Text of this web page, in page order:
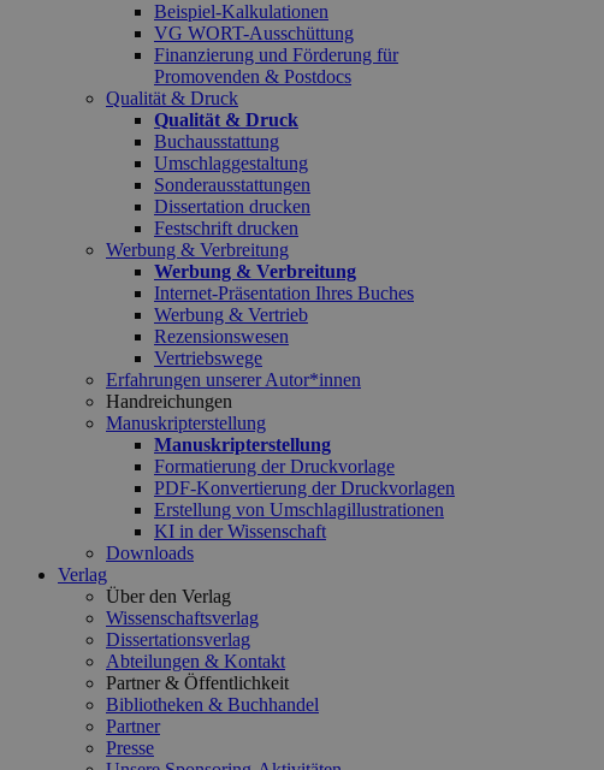
Beispiel-Kalkulationen
VG WORT-Ausschüttung
Finanzierung und Förderung für
Promovenden & Postdocs
Qualität & Druck
Qualität & Druck
Buchausstattung
Umschlaggestaltung
Sonderausstattungen
Dissertation drucken
Festschrift drucken
Werbung & Verbreitung
Werbung & Verbreitung
Internet-Präsentation Ihres Buches
Werbung & Vertrieb
Rezensionswesen
Vertriebswege
Erfahrungen unserer Autor*innen
Handreichungen
Manuskripterstellung
Manuskripterstellung
Formatierung der Druckvorlage
PDF-Konvertierung der Druckvorlagen
Erstellung von Umschlagillustrationen
KI in der Wissenschaft
Downloads
Verlag
Über den Verlag
Wissenschaftsverlag
Dissertationsverlag
Abteilungen & Kontakt
Partner & Öffentlichkeit
Bibliotheken & Buchhandel
Partner
Presse